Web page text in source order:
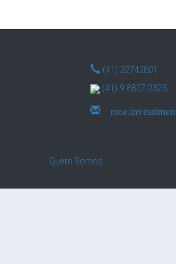
(41) 32742801
(41) 9 8807-2325
Quem Somos